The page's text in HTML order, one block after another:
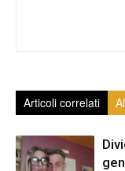
Articoli correlati